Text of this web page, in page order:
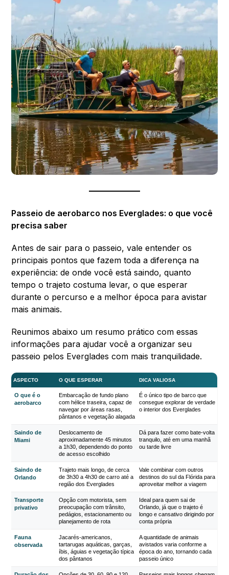
Passeio de aerobarco nos Everglades: o que você
precisa saber
Antes de sair para o passeio, vale entender os
principais pontos que fazem toda a diferença na
experiência: de onde você está saindo, quanto
tempo o trajeto costuma levar, o que esperar
durante o percurso e a melhor época para avistar
mais animais.
Reunimos abaixo um resumo prático com essas
informações para ajudar você a organizar seu
passeio pelos Everglades com mais tranquilidade.
ASPECTO O QUE ESPERAR DICA VALIOSA
O que é o
aerobarco
Embarcação de fundo plano
com hélice traseira, capaz de
navegar por áreas rasas,
pântanos e vegetação alagada
É o único tipo de barco que
consegue explorar de verdade
o interior dos Everglades
Saindo de
Miami
Deslocamento de
aproximadamente 45 minutos
a 1h30, dependendo do ponto
de acesso escolhido
Dá para fazer como bate-volta
tranquilo, até em uma manhã
ou tarde livre
Saindo de
Orlando
Trajeto mais longo, de cerca
de 3h30 a 4h30 de carro até a
região dos Everglades
Vale combinar com outros
destinos do sul da Flórida para
aproveitar melhor a viagem
Transporte
privativo
Opção com motorista, sem
preocupação com trânsito,
pedágios, estacionamento ou
planejamento de rota
Ideal para quem sai de
Orlando, já que o trajeto é
longo e cansativo dirigindo por
conta própria
Fauna
observada
Jacarés-americanos,
tartarugas aquáticas, garças,
íbis, águias e vegetação típica
dos pântanos
A quantidade de animais
avistados varia conforme a
época do ano, tornando cada
passeio único